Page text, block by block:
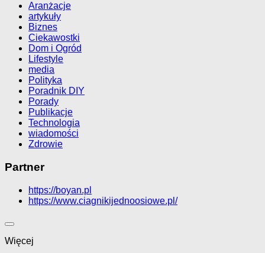
Aranżacje
artykuły
Biznes
Ciekawostki
Dom i Ogród
Lifestyle
media
Polityka
Poradnik DIY
Porady
Publikacje
Technologia
wiadomości
Zdrowie
Partner
https://boyan.pl
https://www.ciagnikijednoosiowe.pl/
Więcej